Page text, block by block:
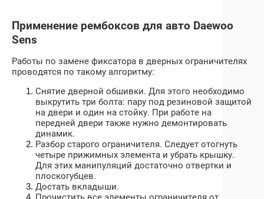
Применение рембоксов для авто Daewoo
Sens
Работы по замене фиксатора в дверных ограничителях
проводятся по такому алгоритму:
Снятие дверной обшивки. Для этого необходимо
выкрутить три болта: пару под резиновой защитой
на двери и один на стойку. При работе на
передней двери также нужно демонтировать
динамик.
Разбор старого ограничителя. Следует отогнуть
четыре прижимных элемента и убрать крышку.
Для этих манипуляций достаточно отвертки и
плоскогубцев.
Достать вкладыши.